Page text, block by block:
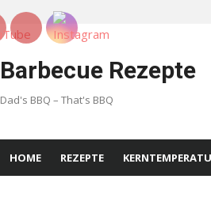
Barbecue Rezepte
Dad's BBQ – That's BBQ
HOME REZEPTE